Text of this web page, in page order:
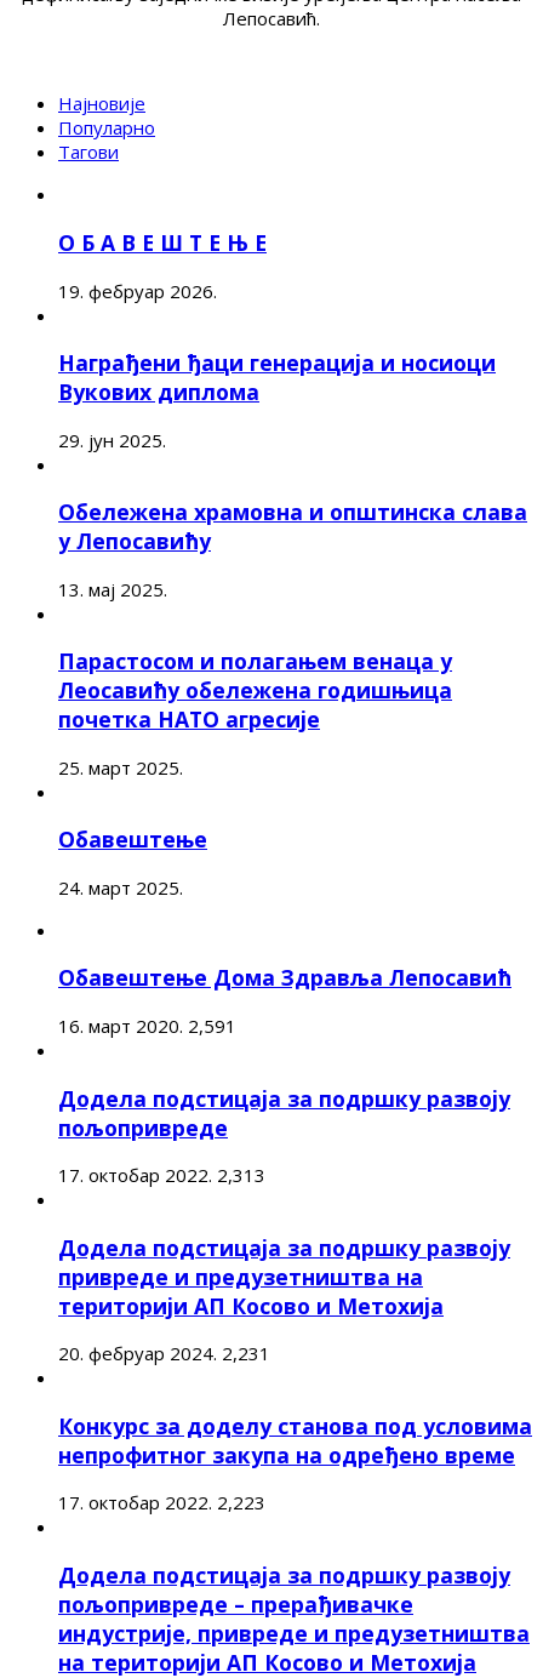
Лепосавић.
Најновије
Популарно
Тагови
О Б А В Е Ш Т Е Њ Е
19. фебруар 2026.
Награђени ђаци генерација и носиоци
Вукових диплома
29. јун 2025.
Обележена храмовна и општинска слава
у Лепосавићу
13. мај 2025.
Парастосом и полагањем венаца у
Леосавићу обележена годишњица
почетка НАТО агресије
25. март 2025.
Обавештење
24. март 2025.
Обавештење Дома Здравља Лепосавић
16. март 2020. 2,591
Додела подстицаја за подршку развоју
пољопривреде
17. октобар 2022. 2,313
Додела подстицаја за подршку развоју
привреде и предузетништва на
територији АП Косово и Метохија
20. фебруар 2024. 2,231
Конкурс за доделу станова под условима
непрофитног закупа на одређено време
17. октобар 2022. 2,223
Додела подстицаја за подршку развоју
пољопривреде – прерађивачке
индустрије, привреде и предузетништва
на територији АП Косово и Метохија